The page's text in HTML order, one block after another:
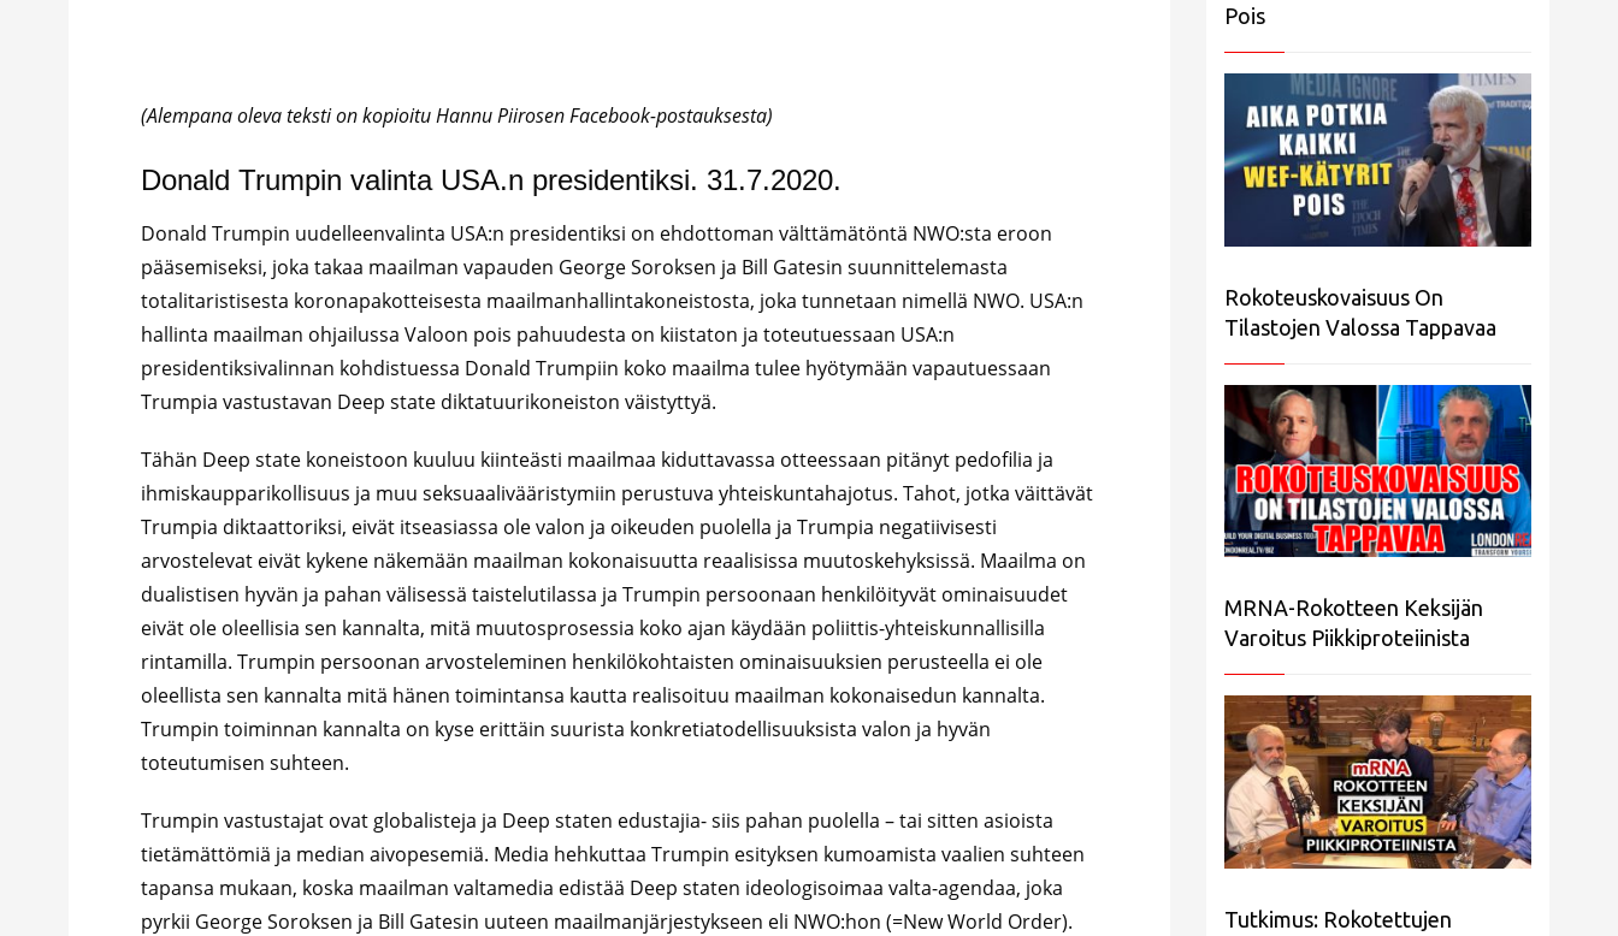
(Alempana oleva teksti on kopioitu Hannu Piirosen Facebook-postauksesta)
Donald Trumpin valinta USA.n presidentiksi. 31.7.2020.
Donald Trumpin uudelleenvalinta USA:n presidentiksi on ehdottoman välttämätöntä NWO:sta eroon
pääsemiseksi, joka takaa maailman vapauden George Soroksen ja Bill Gatesin suunnittelemasta
totalitaristisesta koronapakotteisesta maailmanhallintakoneistosta, joka tunnetaan nimellä NWO. USA:n
hallinta maailman ohjailussa Valoon pois pahuudesta on kiistaton ja toteutuessaan USA:n
presidentiksivalinnan kohdistuessa Donald Trumpiin koko maailma tulee hyötymään vapautuessaan
Trumpia vastustavan Deep state diktatuurikoneiston väistyttyä.
Tähän Deep state koneistoon kuuluu kiinteästi maailmaa kiduttavassa otteessaan pitänyt pedofilia ja
ihmiskaupparikollisuus ja muu seksuaalivääristymiin perustuva yhteiskuntahajotus. Tahot, jotka väittävät
Trumpia diktaattoriksi, eivät itseasiassa ole valon ja oikeuden puolella ja Trumpia negatiivisesti
arvostelevat eivät kykene näkemään maailman kokonaisuutta reaalisissa muutoskehyksissä. Maailma on
dualistisen hyvän ja pahan välisessä taistelutilassa ja Trumpin persoonaan henkilöityvät ominaisuudet
eivät ole oleellisia sen kannalta, mitä muutosprosessia koko ajan käydään poliittis-yhteiskunnallisilla
rintamilla. Trumpin persoonan arvosteleminen henkilökohtaisten ominaisuuksien perusteella ei ole
oleellista sen kannalta mitä hänen toimintansa kautta realisoituu maailman kokonaisedun kannalta.
Trumpin toiminnan kannalta on kyse erittäin suurista konkretiatodellisuuksista valon ja hyvän
toteutumisen suhteen.
Trumpin vastustajat ovat globalisteja ja Deep staten edustajia- siis pahan puolella – tai sitten asioista
tietämättömiä ja median aivopesemiä. Media hehkuttaa Trumpin esityksen kumoamista vaalien suhteen
tapansa mukaan, koska maailman valtamedia edistää Deep staten ideologisoimaa valta-agendaa, joka
pyrkii George Soroksen ja Bill Gatesin uuteen maailmanjärjestykseen eli NWO:hon (=New World Order).
Pois
Rokoteuskovaisuus On
Tilastojen Valossa Tappavaa
MRNA-Rokotteen Keksijän
Varoitus Piikkiproteiinista
Tutkimus: Rokotettujen